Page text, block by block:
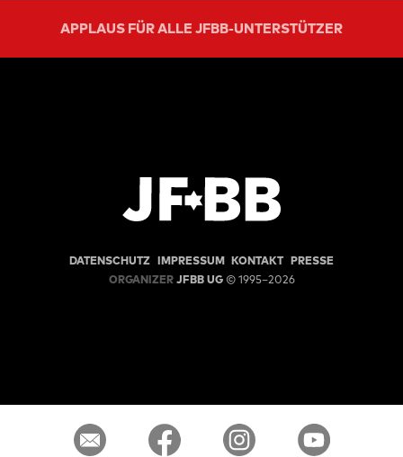
APPLAUS FÜR ALLE JFBB-UNTERSTÜTZER
DATENSCHUTZ IMPRESSUM KONTAKT PRESSE
ORGANIZERJFBB UG © 1995–2026